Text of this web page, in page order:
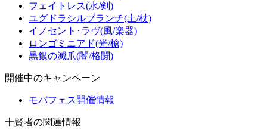
フェイトレス(水/剣)
ユグドラシルブランチ(土/杖)
イノセント･ラヴ(風/楽器)
ロンゴミニアド(光/槍)
黒銀の滅爪(闇/格闘)
開催中のキャンペーン
モバフェス開催情報
十賢者の関連情報